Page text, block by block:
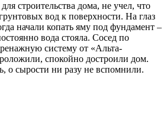
строительства дома, не учел, что
вод к поверхности. На глаз
начали копать яму под фундамент –
вода стояла. Сосед по
систему от «Альта-
спокойно достроили дом.
о сырости ни разу не вспомнили.